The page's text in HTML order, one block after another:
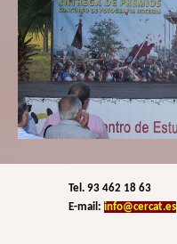
Tel. 93 462 18 63
E-mail: info@cercat.es